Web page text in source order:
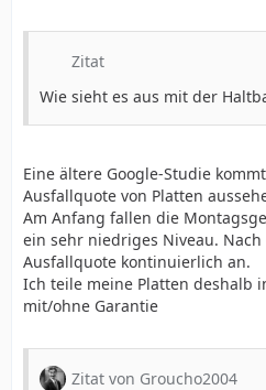
Zitat
Wie sieht es aus mit der
Eine ältere Google-Studie
Ausfallquote von Platten
Am Anfang fallen die
ein sehr niedriges Niveau.
Ausfallquote kontinuierlich an.
Ich teile meine Platten deshalb
mit/ohne Garantie
Zitat von Groucho2004